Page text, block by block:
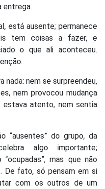
entrega.
está ausente; permanece
tem coisas a fazer, e
o que ali aconteceu.
nada: nem se surpreendeu,
nem provocou mudança
estava atento, nem sentia
“ausentes” do grupo, da
algo importante;
mas que não
De fato, só pensam em si
com os outros de um